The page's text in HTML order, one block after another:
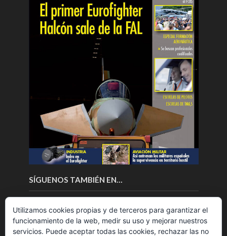
SÍGUENOS TAMBIÉN EN…
Utilizamos cookies propias y de terceros para garantizar el
funcionamiento de la web, medir su uso y mejorar nuestros
servicios. Puede aceptar todas las cookies, rechazar las no